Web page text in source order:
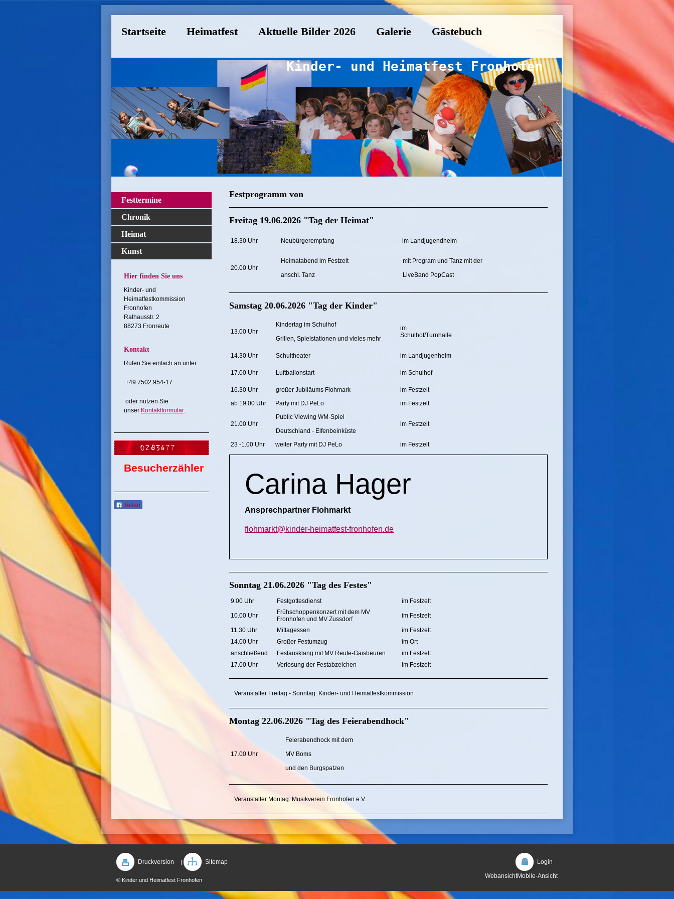
Startseite Heimatfest Aktuelle Bilder 2026 Galerie Gästebuch
Kinder- und Heimatfest Fronhofen
Festtermine
Chronik
Heimat
Kunst
Hier finden Sie uns
Kinder- und
Heimatfestkommission
Fronhofen
Rathausstr. 2
88273 Fronreute
Kontakt
Rufen Sie einfach an unter
+49 7502 954-17
oder nutzen Sie
unser Kontaktformular.
Besucherzähler
Teilen
Festprogramm von
Freitag 19.06.2026 "Tag der Heimat"
18.30 Uhr Neubürgerempfang im Landjugendheim
20.00 Uhr
Heimatabend im Festzelt
anschl. Tanz
mit Program und Tanz mit der
LiveBand PopCast
Samstag 20.06.2026 "Tag der Kinder"
13.00 Uhr
Kindertag im Schulhof
Grillen, Spielstationen und vieles mehr
im
Schulhof/Turnhalle
14.30 Uhr Schultheater im Landjugenheim
17.00 Uhr Luftballonstart im Schulhof
16.30 Uhr großer Jubiläums Flohmark
im Festzelt
ab 19.00 Uhr
Party mit DJ PeLo im Festzelt
21.00 Uhr
Public Viewing WM-Spiel
Deutschland - Elfenbeinküste
im Festzelt
23 -1.00 Uhr weiter Party mit DJ PeLo im Festzelt
Carina Hager
Ansprechpartner Flohmarkt
flohmarkt@kinder-heimatfest-fronhofen.de
Sonntag 21.06.2026 "Tag des Festes"
9.00 Uhr Festgottesdienst im Festzelt
10.00 Uhr
Frühschoppenkonzert mit dem MV
Fronhofen und MV Zussdorf
im Festzelt
11.30 Uhr Mittagessen
im Festzelt
14.00 Uhr
Großer Festumzug
im Ort
anschließend
Festausklang mit MV Reute-Gaisbeuren
im Festzelt
17.00 Uhr
Verlosung der Festabzeichen im Festzelt
Veranstalter Freitag - Sonntag: Kinder- und Heimatfestkommission
Montag 22.06.2026 "Tag des Feierabendhock"
17.00 Uhr
Feierabendhock mit dem
MV Boms
und den Burgspatzen
Veranstalter Montag: Musikverein Fronhofen e.V.
Druckversion | Sitemap
© Kinder und Heimatfest Fronhofen
Login
WebansichtMobile-Ansicht